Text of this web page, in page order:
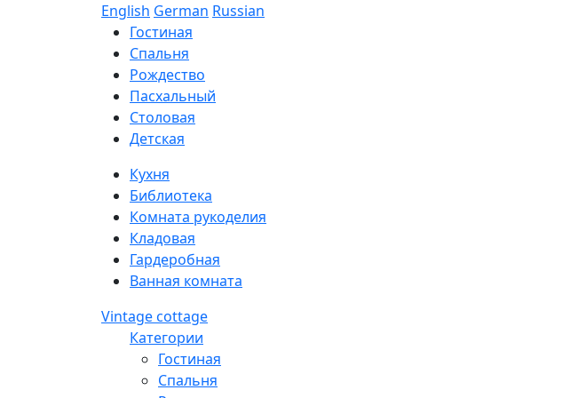
English German Russian
Гостиная
Спальня
Рождество
Пасхальный
Столовая
Детская
Кухня
Библиотека
Комната рукоделия
Кладовая
Гардеробная
Ванная комната
Vintage cottage
Категории
Гостиная
Спальня